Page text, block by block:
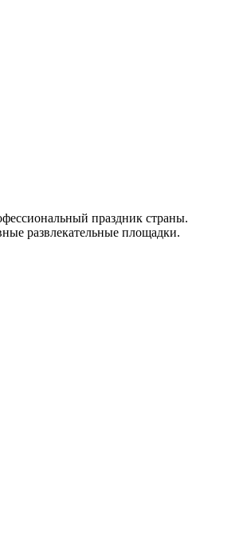
праздник страны.
развлекательные площадки.